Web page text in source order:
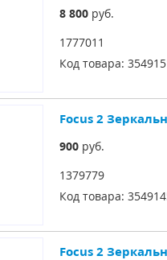
8 800руб.
1777011
Код товара:
Focus 2
900руб.
1379779
Код товара:
Focus 2